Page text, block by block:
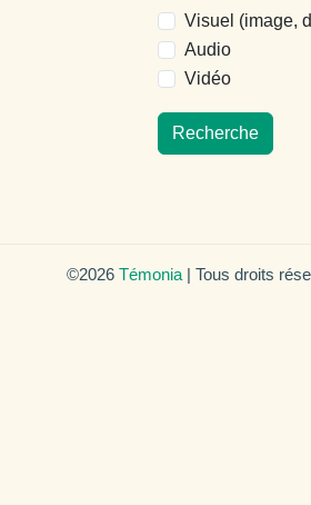
Visuel (image,
Audio
Vidéo
Recherche
©2026 Témonia | Tous droits